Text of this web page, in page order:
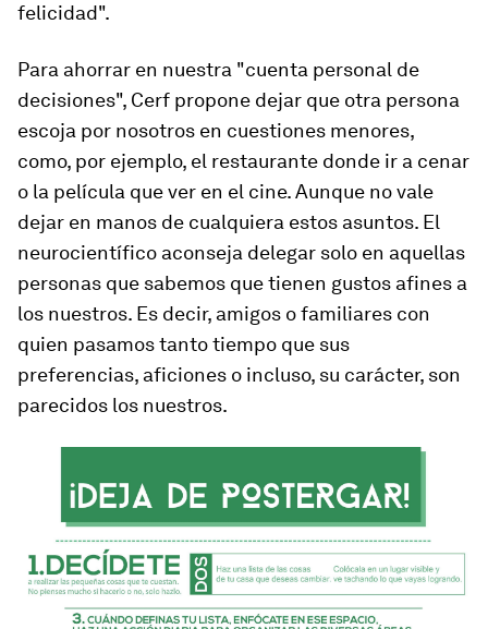
felicidad".
Para ahorrar en nuestra "cuenta personal de
decisiones", Cerf propone dejar que otra persona
escoja por nosotros en cuestiones menores,
como, por ejemplo, el restaurante donde ir a cenar
o la película que ver en el cine. Aunque no vale
dejar en manos de cualquiera estos asuntos. El
neurocientífico aconseja delegar solo en aquellas
personas que sabemos que tienen gustos afines a
los nuestros. Es decir, amigos o familiares con
quien pasamos tanto tiempo que sus
preferencias, aficiones o incluso, su carácter, son
parecidos los nuestros.